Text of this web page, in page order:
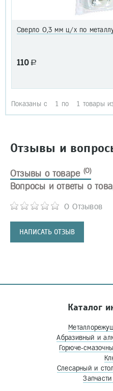
Сверло 0,3 мм ц/х по
110 a
Показаны с 1 по 1 товары
Отзывы и
Отзывы о товаре (0)
0 Отзывов
НАПИСАТЬ ОТЗЫВ
Вопросы и ответы о
Каталог
Абразивный и
Горюче-
Слесарный и